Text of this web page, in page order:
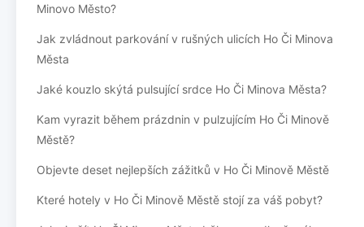
Minovo Město?
Jak zvládnout parkování v rušných ulicích Ho Či Minova
Města
Jaké kouzlo skýtá pulsující srdce Ho Či Minova Města?
Kam vyrazit během prázdnin v pulzujícím Ho Či Minově
Městě?
Objevte deset nejlepších zážitků v Ho Či Minově Městě
Které hotely v Ho Či Minově Městě stojí za váš pobyt?